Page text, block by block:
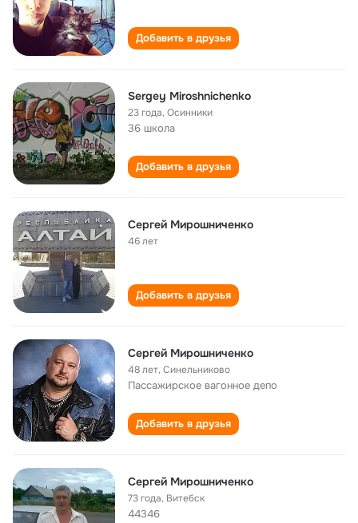
Добавить в друзья
Sergey Miroshnichenko
23 года,Осинники
36 школа
Добавить в друзья
Сергей Мирошниченко
46 лет
Добавить в друзья
Сергей Мирошниченко
48 лет,Синельниково
Пассажирское вагонное депо
Добавить в друзья
Сергей Мирошниченко
73 года, Витебск
44346